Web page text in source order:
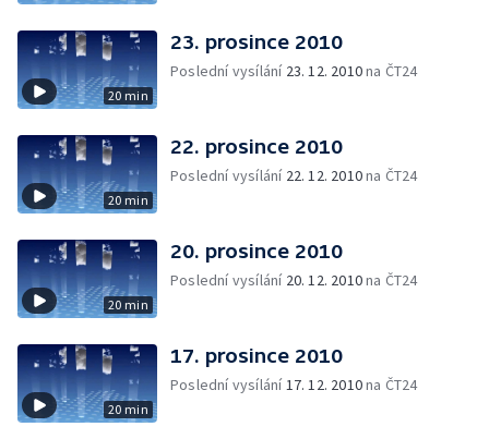
20 min
23. prosince 2010
Poslední vysílání 23. 12. 2010na ČT24
20 min
22. prosince 2010
Poslední vysílání 22. 12. 2010na ČT24
20 min
20. prosince 2010
Poslední vysílání 20. 12. 2010na ČT24
20 min
17. prosince 2010
Poslední vysílání17. 12. 2010na ČT24